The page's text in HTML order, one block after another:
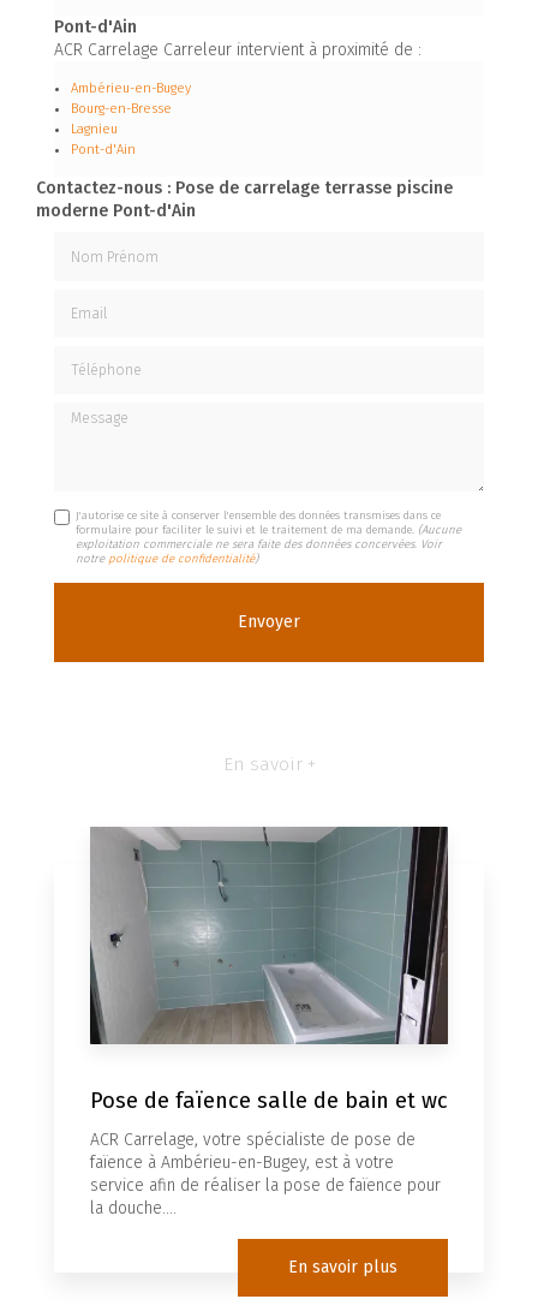
Pont-d'Ain
ACR Carrelage Carreleur intervient à proximité de :
Ambérieu-en-Bugey
Bourg-en-Bresse
Lagnieu
Pont-d'Ain
Contactez-nous : Pose de carrelage terrasse piscine
moderne Pont-d'Ain
Message
J'autorise ce site à conserver l'ensemble des données transmises dans ce
formulaire pour faciliter le suivi et le traitement de ma demande. (Aucune
exploitation commerciale ne sera faite des données concervées. Voir
notre politique de confidentialité)
En savoir +
Pose de faïence salle de bain et wc
ACR Carrelage, votre spécialiste de pose de
faïence à Ambérieu-en-Bugey, est à votre
service afin de réaliser la pose de faïence pour
la douche....
En savoir plus